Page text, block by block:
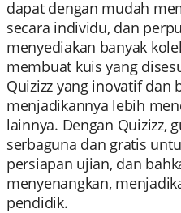
dapat dengan mudah
secara individu, dan
menyediakan banyak
membuat kuis yang
Quizizz yang inovatif dan
menjadikannya lebih
lainnya. Dengan Quizizz,
serbaguna dan gratis
persiapan ujian, dan
menyenangkan,
pendidik.